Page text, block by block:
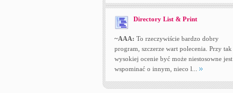
Directory List & Print
~AAA: To rzeczywiście bardzo dobry
program, szczerze wart polecenia. Przy tak
wysokiej ocenie być może niestosowne jest
wspominać o innym, nieco l...